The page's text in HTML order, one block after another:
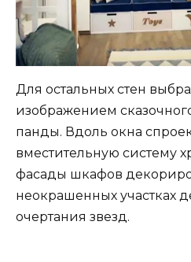
Для остальных стен
изображением
панды. Вдоль окна
вместительную систему
фасады шкафов
неокрашенных участках
очертания звезд.